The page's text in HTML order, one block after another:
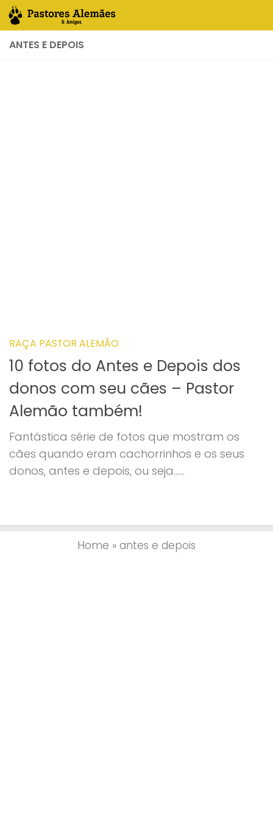
Skip to content
ANTES E DEPOIS
RAÇA PASTOR ALEMÃO
10 fotos do Antes e Depois dos
donos com seu cães – Pastor
Alemão também!
Fantástica série de fotos que mostram os
cães quando eram cachorrinhos e os seus
donos, antes e depois, ou seja…...
Home » antes e depois